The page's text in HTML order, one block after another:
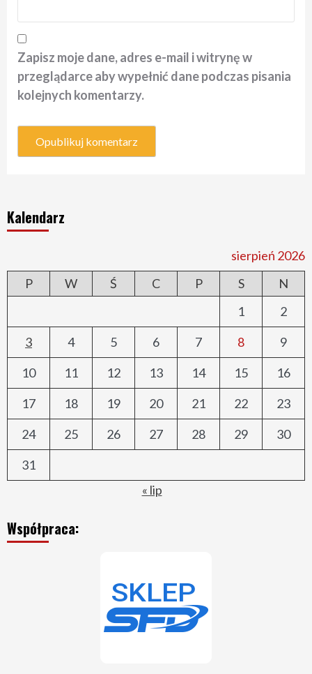
Zapisz moje dane, adres e-mail i witrynę w
przeglądarce aby wypełnić dane podczas pisania
kolejnych komentarzy.
Kalendarz
sierpień 2026
P
W Ś C P S
N
1
2
3
4 5 6 7 8
9
10
11 12 13 14 15
16
17
18 19 20 21 22
23
24
25 26 27 28 29
30
31
« lip
Współpraca: